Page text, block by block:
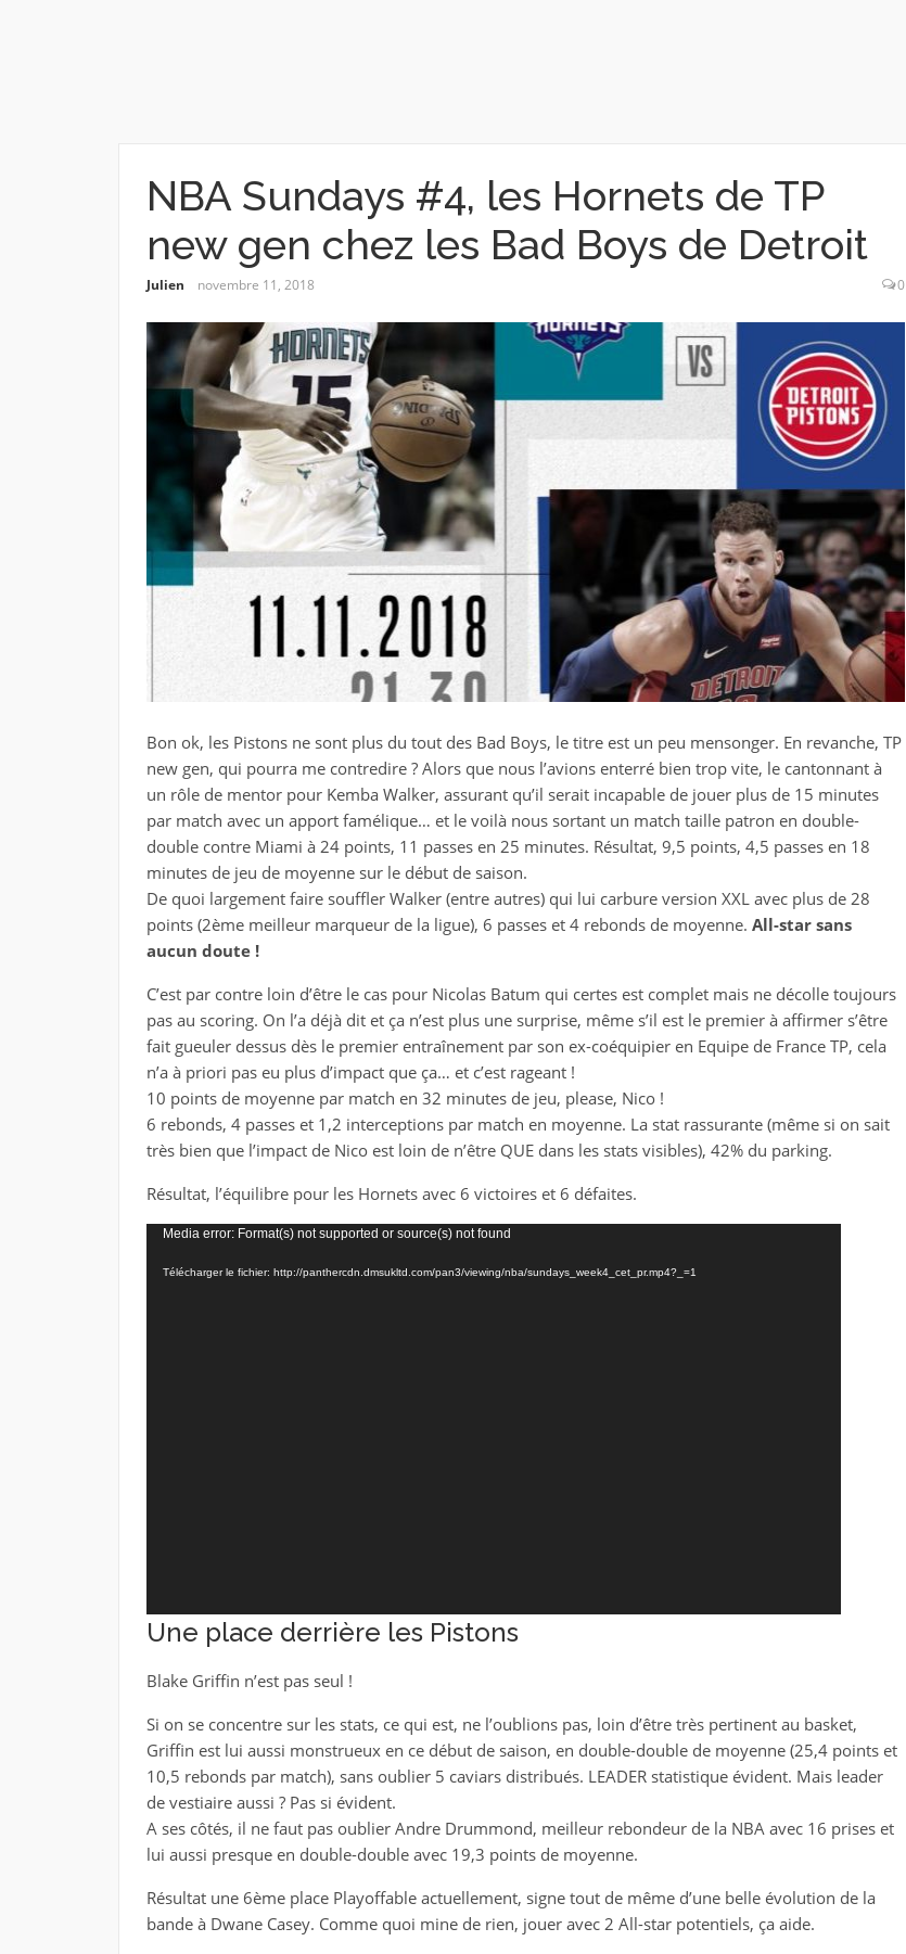
NBA Sundays #4, les Hornets de TP
new gen chez les Bad Boys de Detroit
Julien novembre 11, 2018 0
Bon ok, les Pistons ne sont plus du tout des Bad Boys, le titre est un peu mensonger. En revanche, TP
new gen, qui pourra me contredire ? Alors que nous l’avions enterré bien trop vite, le cantonnant à
un rôle de mentor pour Kemba Walker, assurant qu’il serait incapable de jouer plus de 15 minutes
par match avec un apport famélique… et le voilà nous sortant un match taille patron en double-
double contre Miami à 24 points, 11 passes en 25 minutes. Résultat, 9,5 points, 4,5 passes en 18
minutes de jeu de moyenne sur le début de saison.
De quoi largement faire souffler Walker (entre autres) qui lui carbure version XXL avec plus de 28
points (2ème meilleur marqueur de la ligue), 6 passes et 4 rebonds de moyenne. All-star sans
aucun doute !
C’est par contre loin d’être le cas pour Nicolas Batum qui certes est complet mais ne décolle toujours
pas au scoring. On l’a déjà dit et ça n’est plus une surprise, même s’il est le premier à affirmer s’être
fait gueuler dessus dès le premier entraînement par son ex-coéquipier en Equipe de France TP, cela
n’a à priori pas eu plus d’impact que ça… et c’est rageant !
10 points de moyenne par match en 32 minutes de jeu, please, Nico !
6 rebonds, 4 passes et 1,2 interceptions par match en moyenne. La stat rassurante (même si on sait
très bien que l’impact de Nico est loin de n’être QUE dans les stats visibles), 42% du parking.
Résultat, l’équilibre pour les Hornets avec 6 victoires et 6 défaites.
Lecteur
Media error: Format(s) not supported or source(s) not found
Télécharger le fichier: http://panthercdn.dmsukltd.com/pan3/viewing/nba/sundays_week4_cet_pr.mp4?_=1
Une place derrière les Pistons
Blake Griffin n’est pas seul !
Si on se concentre sur les stats, ce qui est, ne l’oublions pas, loin d’être très pertinent au basket,
Griffin est lui aussi monstrueux en ce début de saison, en double-double de moyenne (25,4 points et
10,5 rebonds par match), sans oublier 5 caviars distribués. LEADER statistique évident. Mais leader
de vestiaire aussi ? Pas si évident.
A ses côtés, il ne faut pas oublier Andre Drummond, meilleur rebondeur de la NBA avec 16 prises et
lui aussi presque en double-double avec 19,3 points de moyenne.
Résultat une 6ème place Playoffable actuellement, signe tout de même d’une belle évolution de la
bande à Dwane Casey. Comme quoi mine de rien, jouer avec 2 All-star potentiels, ça aide.